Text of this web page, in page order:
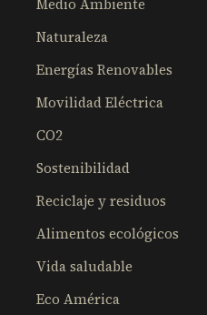
Medio Ambiente
Naturaleza
Energías Renovables
Movilidad Eléctrica
CO2
Sostenibilidad
Reciclaje y residuos
Alimentos ecológicos
Vida saludable
Eco América